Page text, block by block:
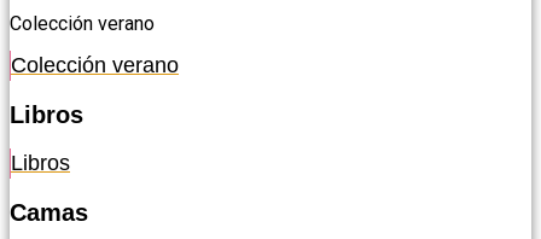
Colección verano
Colección verano
Libros
Libros
Camas